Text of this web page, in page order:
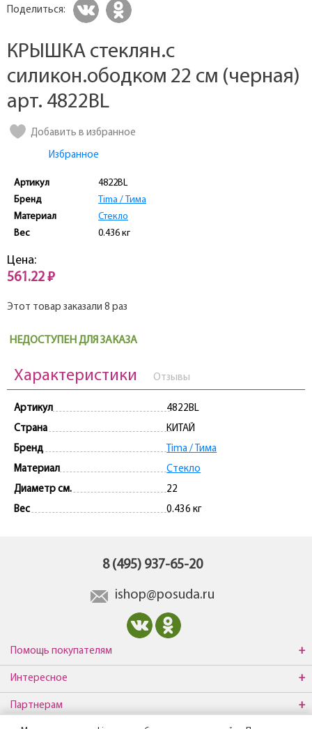
Поделиться:
КРЫШКА стеклян.с
силикон.ободком 22 см (черная)
арт. 4822BL
Добавить в избранное
Избранное
Артикул
4822BL
Бренд
Tima / Тима
Материал
Стекло
Вес
0.436 кг
Цена:
561.22 ₽
Этот товар заказали 8 раз
НЕДОСТУПЕН ДЛЯ ЗАКАЗА
Характеристики Отзывы
Артикул
4822BL
Страна
КИТАЙ
Бренд
Tima / Тима
Материал
Стекло
Диаметр см.
22
Вес
0.436 кг
8 (495) 937-65-20
ishop@posuda.ru
Помощь покупателям
Интересное
Партнерам